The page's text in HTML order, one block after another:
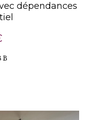
dépendances